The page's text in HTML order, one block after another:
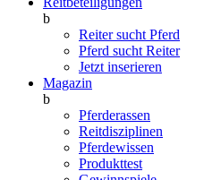
b
Reiter sucht Pferd
Pferd sucht Reiter
Jetzt inserieren
Magazin
b
Pferderassen
Reitdisziplinen
Pferdewissen
Produkttest